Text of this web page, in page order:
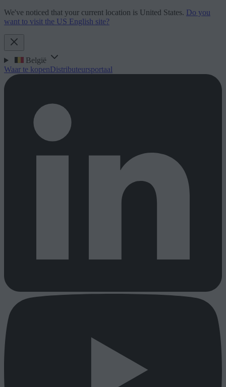
We've noticed that your current location is United States. Do you
want to visit the US English site?
België
Waar te kopenDistributeursportaal